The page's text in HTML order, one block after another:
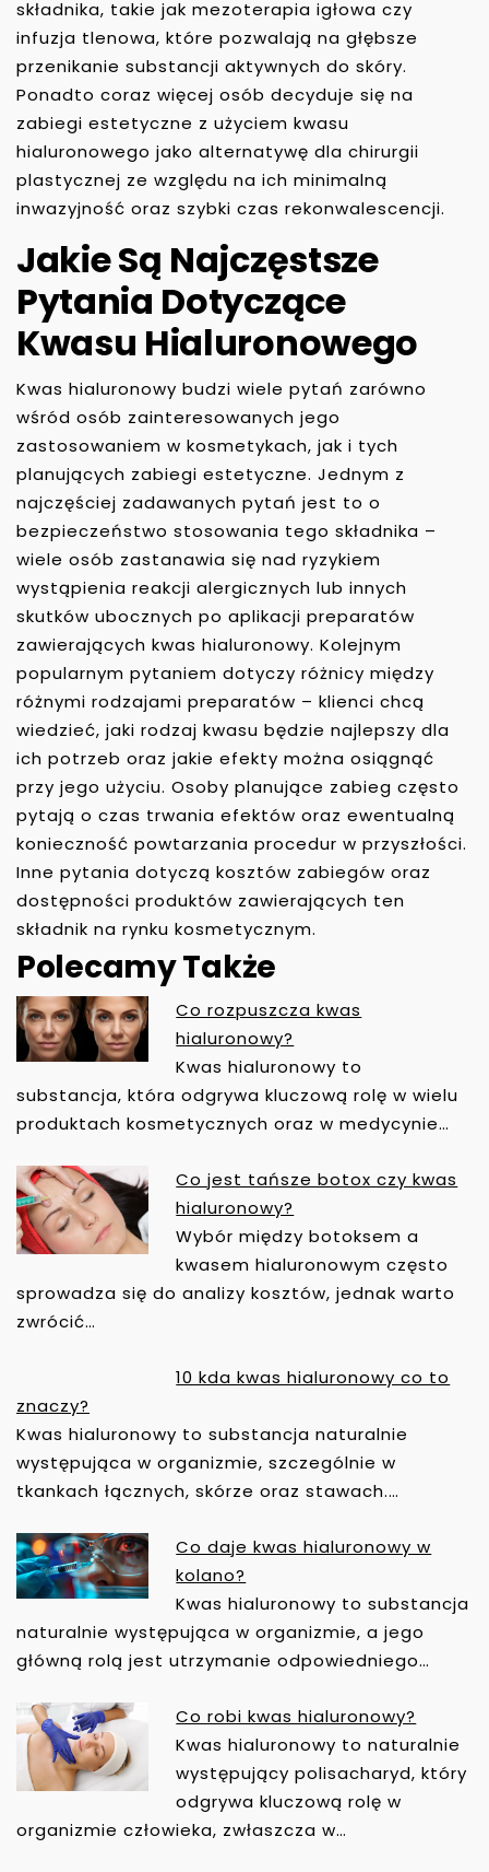
składnika, takie jak mezoterapia igłowa czy
infuzja tlenowa, które pozwalają na głębsze
przenikanie substancji aktywnych do skóry.
Ponadto coraz więcej osób decyduje się na
zabiegi estetyczne z użyciem kwasu
hialuronowego jako alternatywę dla chirurgii
plastycznej ze względu na ich minimalną
inwazyjność oraz szybki czas rekonwalescencji.
Jakie Są Najczęstsze
Pytania Dotyczące
Kwasu Hialuronowego
Kwas hialuronowy budzi wiele pytań zarówno
wśród osób zainteresowanych jego
zastosowaniem w kosmetykach, jak i tych
planujących zabiegi estetyczne. Jednym z
najczęściej zadawanych pytań jest to o
bezpieczeństwo stosowania tego składnika –
wiele osób zastanawia się nad ryzykiem
wystąpienia reakcji alergicznych lub innych
skutków ubocznych po aplikacji preparatów
zawierających kwas hialuronowy. Kolejnym
popularnym pytaniem dotyczy różnicy między
różnymi rodzajami preparatów – klienci chcą
wiedzieć, jaki rodzaj kwasu będzie najlepszy dla
ich potrzeb oraz jakie efekty można osiągnąć
przy jego użyciu. Osoby planujące zabieg często
pytają o czas trwania efektów oraz ewentualną
konieczność powtarzania procedur w przyszłości.
Inne pytania dotyczą kosztów zabiegów oraz
dostępności produktów zawierających ten
składnik na rynku kosmetycznym.
Polecamy Także
Co rozpuszcza kwas
hialuronowy?
Kwas hialuronowy to
substancja, która odgrywa kluczową rolę w wielu
produktach kosmetycznych oraz w medycynie…
Co jest tańsze botox czy kwas
hialuronowy?
Wybór między botoksem a
kwasem hialuronowym często
sprowadza się do analizy kosztów, jednak warto
zwrócić…
10 kda kwas hialuronowy co to
znaczy?
Kwas hialuronowy to substancja naturalnie
występująca w organizmie, szczególnie w
tkankach łącznych, skórze oraz stawach.…
Co daje kwas hialuronowy w
kolano?
Kwas hialuronowy to substancja
naturalnie występująca w organizmie, a jego
główną rolą jest utrzymanie odpowiedniego…
Co robi kwas hialuronowy?
Kwas hialuronowy to naturalnie
występujący polisacharyd, który
odgrywa kluczową rolę w
organizmie człowieka, zwłaszcza w…
N
A
W
I
A
C
J
A
P
I